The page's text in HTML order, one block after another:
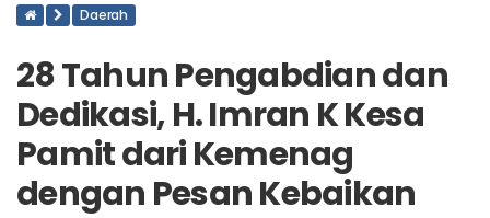
Daerah
28 Tahun Pengabdian dan
Dedikasi, H. Imran K Kesa
Pamit dari Kemenag
dengan Pesan Kebaikan